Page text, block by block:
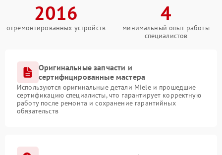
2016
отремонтированных устройств
4
минимальный опыт работы
специалистов
Оригинальные запчасти и
сертифицированные мастера
Используются оригинальные детали Miele и прошедшие
сертификацию специалисты, что гарантирует корректную
работу после ремонта и сохранение гарантийных
обязательств